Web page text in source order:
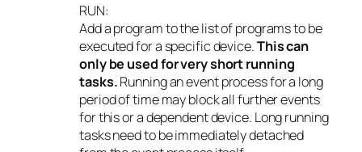
RUN:
Add a program to the list of programs to be
executed for a specific device.This can
only be used for very short running
tasks.Running an event process for a long
period of time may block all further events
for this or a dependent device. Long running
tasks need to be immediately detached